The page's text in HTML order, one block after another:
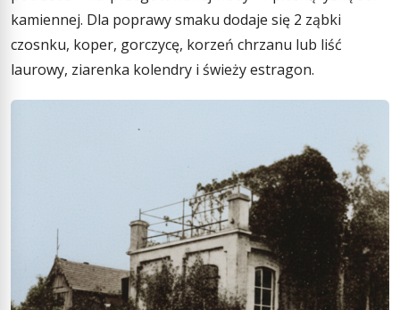
kamiennej. Dla poprawy smaku dodaje się 2 ząbki
czosnku, koper, gorczycę, korzeń chrzanu lub liść
laurowy, ziarenka kolendry i świeży estragon.